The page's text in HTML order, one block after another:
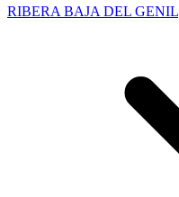
RIBERA BAJA DEL GENIL